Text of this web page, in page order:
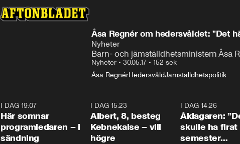
Åsa Regnér om hedersvåldet: "Det
Nyheter
Barn- och jämställdhetsministern Åsa
Nyheter • 30.05.17 • 152 sek
Åsa RegnérHedersvåldJämställdhetspolitik
I DAG 19:07
Här somnar
programledaren – i
sändning
I DAG 15:23
Albert, 8, besteg
Kebnekaise – vill
högre
I DAG 14:26
Åklagaren:
skulle ha firat
semester